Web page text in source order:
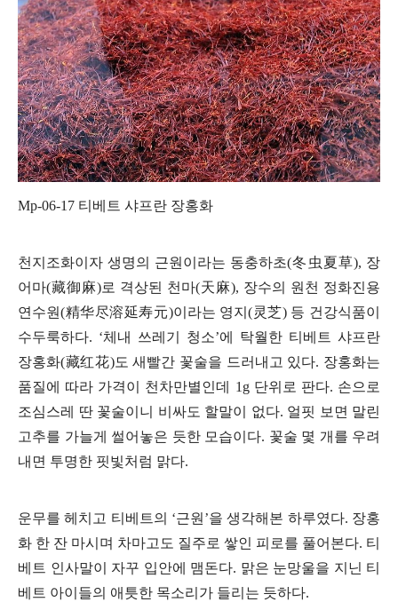
Mp-06-17 티베트 샤프란 장홍화
천지조화이자 생명의 근원이라는 동충하초(冬虫夏草), 장
어마(藏御麻)로 격상된 천마(天麻), 장수의 원천 정화진용
연수원(精华尽溶延寿元)이라는 영지(灵芝) 등 건강식품이
수두룩하다. ‘체내 쓰레기 청소’에 탁월한 티베트 샤프란
장홍화(藏红花)도 새빨간 꽃술을 드러내고 있다. 장홍화는
품질에 따라 가격이 천차만별인데
1g 단위로 판다. 손으로
조심스레 딴 꽃술이니 비싸도 할말이 없다. 얼핏 보면 말린
고추를 가늘게 썰어놓은 듯한 모습이다. 꽃술 몇 개를 우려
내면 투명한 핏빛처럼 맑다.
운무를 헤치고 티베트의 ‘근원 ’을 생각해본 하루였다. 장홍
화 한 잔 마시며 차마고도 질주로 쌓인 피로를 풀어본다. 티
베트 인사말이 자꾸 입안에 맴돈다. 맑은 눈망울을 지닌 티
베트 아이들의 애틋한 목소리가 들리는 듯하다.